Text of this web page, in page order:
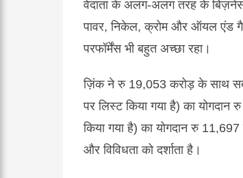
वेदांता के अलग-अलग तरह के
पावर,निकेल,क्रोम और ऑयल एंड
परफॉर्मेंस भी बहुत अच्छा रहा।
ज़िंक ने रु19,053करोड़ के साथ
पर लिस्ट किया गया है)का योगदान रु
किया गया है)का योगदान रु11,697
और विविधता को दर्शाता है।